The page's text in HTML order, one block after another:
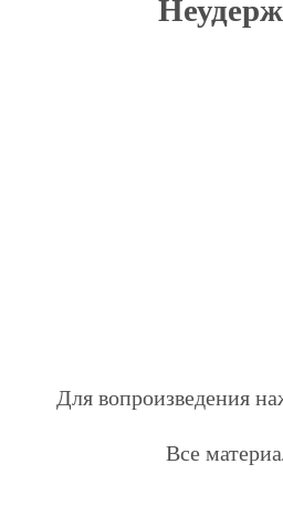
Для вопроизведения
Все